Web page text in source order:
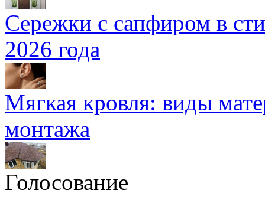
Сережки с сапфиром в
2026 года
Мягкая кровля: виды
монтажа
Голосование